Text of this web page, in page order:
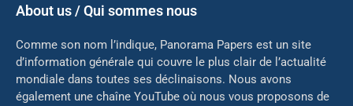
About us / Qui sommes nous
Comme son nom l’indique, Panorama Papers est un site
d’information générale qui couvre le plus clair de l’actualité
mondiale dans toutes ses déclinaisons. Nous avons
également une chaîne YouTube où nous vous proposons de